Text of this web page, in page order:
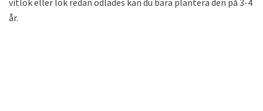
vitlök eller lök redan odlades kan du bara plantera den på 3-4
år.